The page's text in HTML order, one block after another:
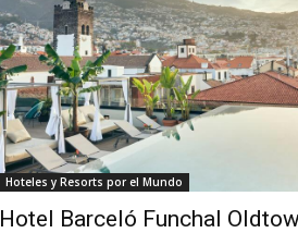
Hoteles y Resorts por el Mundo
Hotel Barceló Funchal